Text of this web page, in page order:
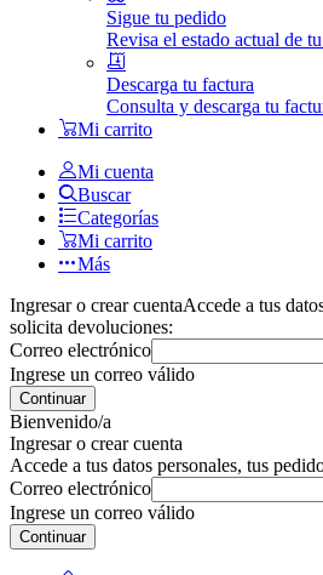
Sigue tu pedido
Revisa el estado actual de
Descarga tu factura
Consulta y descarga tu
Mi carrito
Mi cuenta
Buscar
Categorías
Mi carrito
Más
Ingresar o crear cuentaAccede a tus
solicita devoluciones:
Correo electrónico
Ingrese un correo válido
Continuar
Bienvenido/a
Ingresar o crear cuenta
Accede a tus datos personales, tus
Correo electrónico
Ingrese un correo válido
Continuar